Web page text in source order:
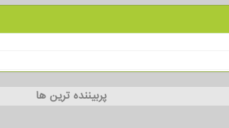
پربیننده ترین ها